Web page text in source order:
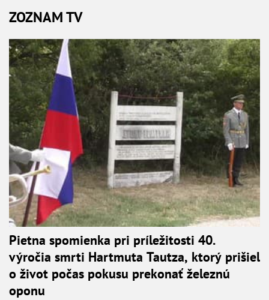
ZOZNAM TV
Pietna spomienka pri príležitosti 40.
výročia smrti Hartmuta Tautza, ktorý prišiel
o život počas pokusu prekonať železnú
oponu